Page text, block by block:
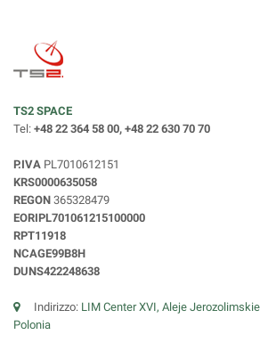
TS2 SPACE
Tel: +48 22 364 58 00, +48 22 630 70 70
P.IVA PL7010612151
KRS0000635058
REGON 365328479
EORIPL701061215100000
RPT11918
NCAGE99B8H
DUNS422248638
Indirizzo: LIM Center XVI, Aleje
Polonia